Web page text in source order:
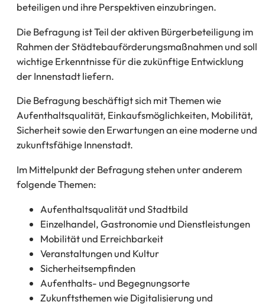
beteiligen und ihre Perspektiven einzubringen.
Die Befragung ist Teil der aktiven Bürgerbeteiligung im
Rahmen der Städtebauförderungsmaßnahmen und soll
wichtige Erkenntnisse für die zukünftige Entwicklung
der Innenstadt liefern.
Die Befragung beschäftigt sich mit Themen wie
Aufenthaltsqualität, Einkaufsmöglichkeiten, Mobilität,
Sicherheit sowie den Erwartungen an eine moderne und
zukunftsfähige Innenstadt.
Im Mittelpunkt der Befragung stehen unter anderem
folgende Themen:
Aufenthaltsqualität und Stadtbild
Einzelhandel, Gastronomie und Dienstleistungen
Mobilität und Erreichbarkeit
Veranstaltungen und Kultur
Sicherheitsempfinden
Aufenthalts- und Begegnungsorte
Zukunftsthemen wie Digitalisierung und